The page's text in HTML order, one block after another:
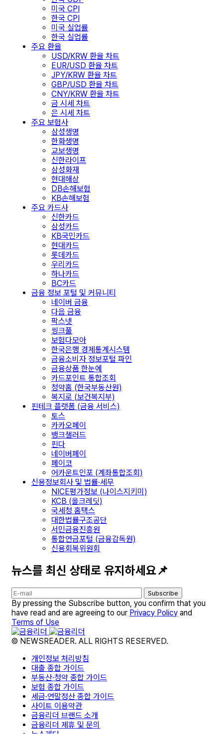
미국 CPI
한국 CPI
미국 실업률
한국 실업률
주요 환율
USD/KRW 환율 차트
EUR/USD 환율 차트
JPY/KRW 환율 차트
GBP/USD 환율 차트
CNY/KRW 환율 차트
금 시세 차트
은 시세 차트
주요 보험사
삼성생명
한화생명
교보생명
신한라이프
삼성화재
현대해상
DB손해보험
KB손해보험
주요 카드사
신한카드
삼성카드
KB국민카드
현대카드
롯데카드
우리카드
하나카드
BC카드
금융 정보 포털 및 커뮤니티
네이버 금융
다음 금융
팍스넷
씽크풀
보험다모아
한국은행 경제통계시스템
금융소비자 정보포털 파인
금융상품 한눈에
카드포인트 통합조회
청약홈 (한국부동산원)
복지로 (보건복지부)
핀테크 플랫폼 (금융 서비스)
토스
카카오페이
뱅크샐러드
핀다
네이버페이
페이코
어카운트인포 (계좌통합조회)
신용정보회사 및 법률·세무
NICE평가정보 (나이스지키미)
KCB (올크레딧)
국세청 홈택스
대한법률구조공단
서민금융진흥원
통합연금포털 (금융감독원)
신용회복위원회
뉴스를 최신 상태로 유지하세요📌
Subscribe
By pressing the Subscribe button, you confirm that you
have read and are agreeing to our Privacy Policy and
Terms of Use
© NEWSREADER. ALL RIGHTS RESERVED.
개인정보 처리방침
대출 종합 가이드
부동산·청약 종합 가이드
보험 종합 가이드
세금·연말정산 종합 가이드
사이트 이용약관
금융리더 브랜드 소개
금융리더 제휴 및 문의
뉴스레터